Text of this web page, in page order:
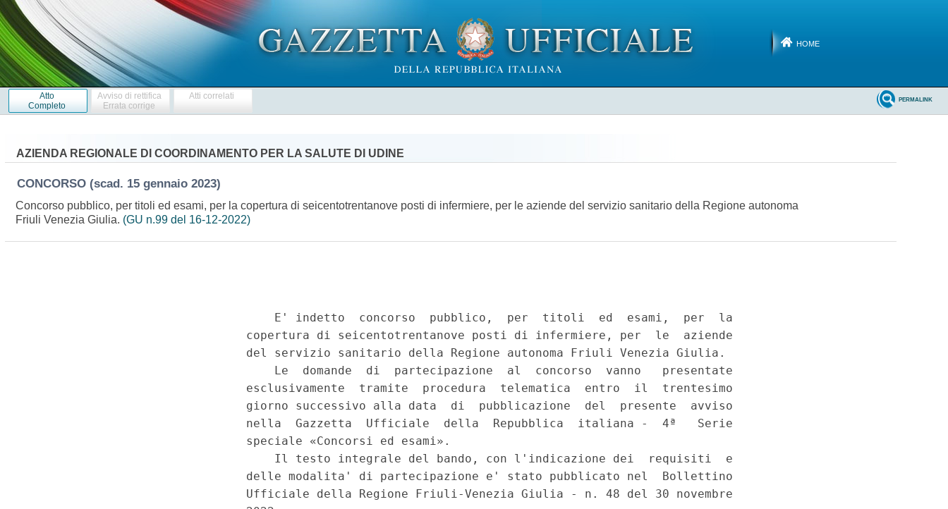
HOME
Atto
Completo
Avviso di rettifica
Errata corrige
Atti correlati PERMALINK
AZIENDA REGIONALE DI COORDINAMENTO PER LA SALUTE DI UDINE
CONCORSO (scad. 15 gennaio 2023)
Concorso pubblico, per titoli ed esami, per la copertura di seicentotrentanove posti di infermiere, per le aziende del servizio sanitario della Regione autonoma
Friuli Venezia Giulia. (GU n.99 del 16-12-2022)